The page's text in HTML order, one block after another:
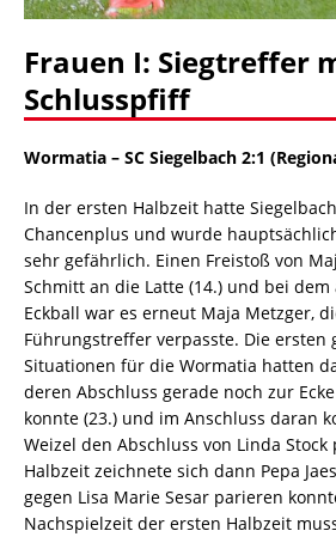
Frauen I: Siegtreffer
Schlusspfiff
Wormatia – SC Siegelbach 2:1
In der ersten Halbzeit hatte
Chancenplus und wurde
sehr gefährlich. Einen Freistoß von
Schmitt an die Latte (14.) und bei
Eckball war es erneut Maja Metzger,
Führungstreffer verpasste. Die ersten
Situationen für die Wormatia hatten
deren Abschluss gerade noch zur
konnte (23.) und im Anschluss daran
Weizel den Abschluss von Linda
Halbzeit zeichnete sich dann Pepa
gegen Lisa Marie Sesar parieren
Nachspielzeit der ersten Halbzeit